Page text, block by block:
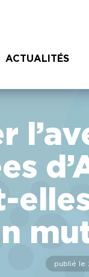
ACTUALITÉS
publié le